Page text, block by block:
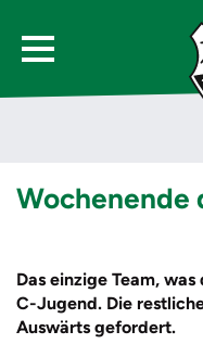
Wochenende
Das einzige Team,
C-Jugend. Die
Auswärts gefordert.